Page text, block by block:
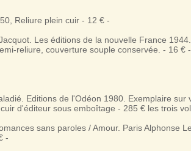
Reliure plein cuir - 12 € -
Les éditions de la nouvelle France
reliure, couverture souple conservée. - 16 € -
Editions de l'Odéon 1980. Exemplaire sur
d'éditeur sous emboîtage - 285 € les trois
sans paroles / Amour. Paris Alphonse
-